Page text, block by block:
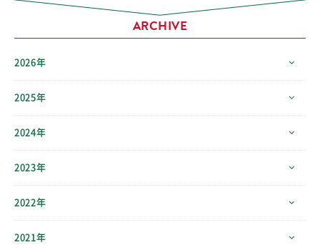
ARCHIVE
2026年
2025年
2024年
2023年
2022年
2021年